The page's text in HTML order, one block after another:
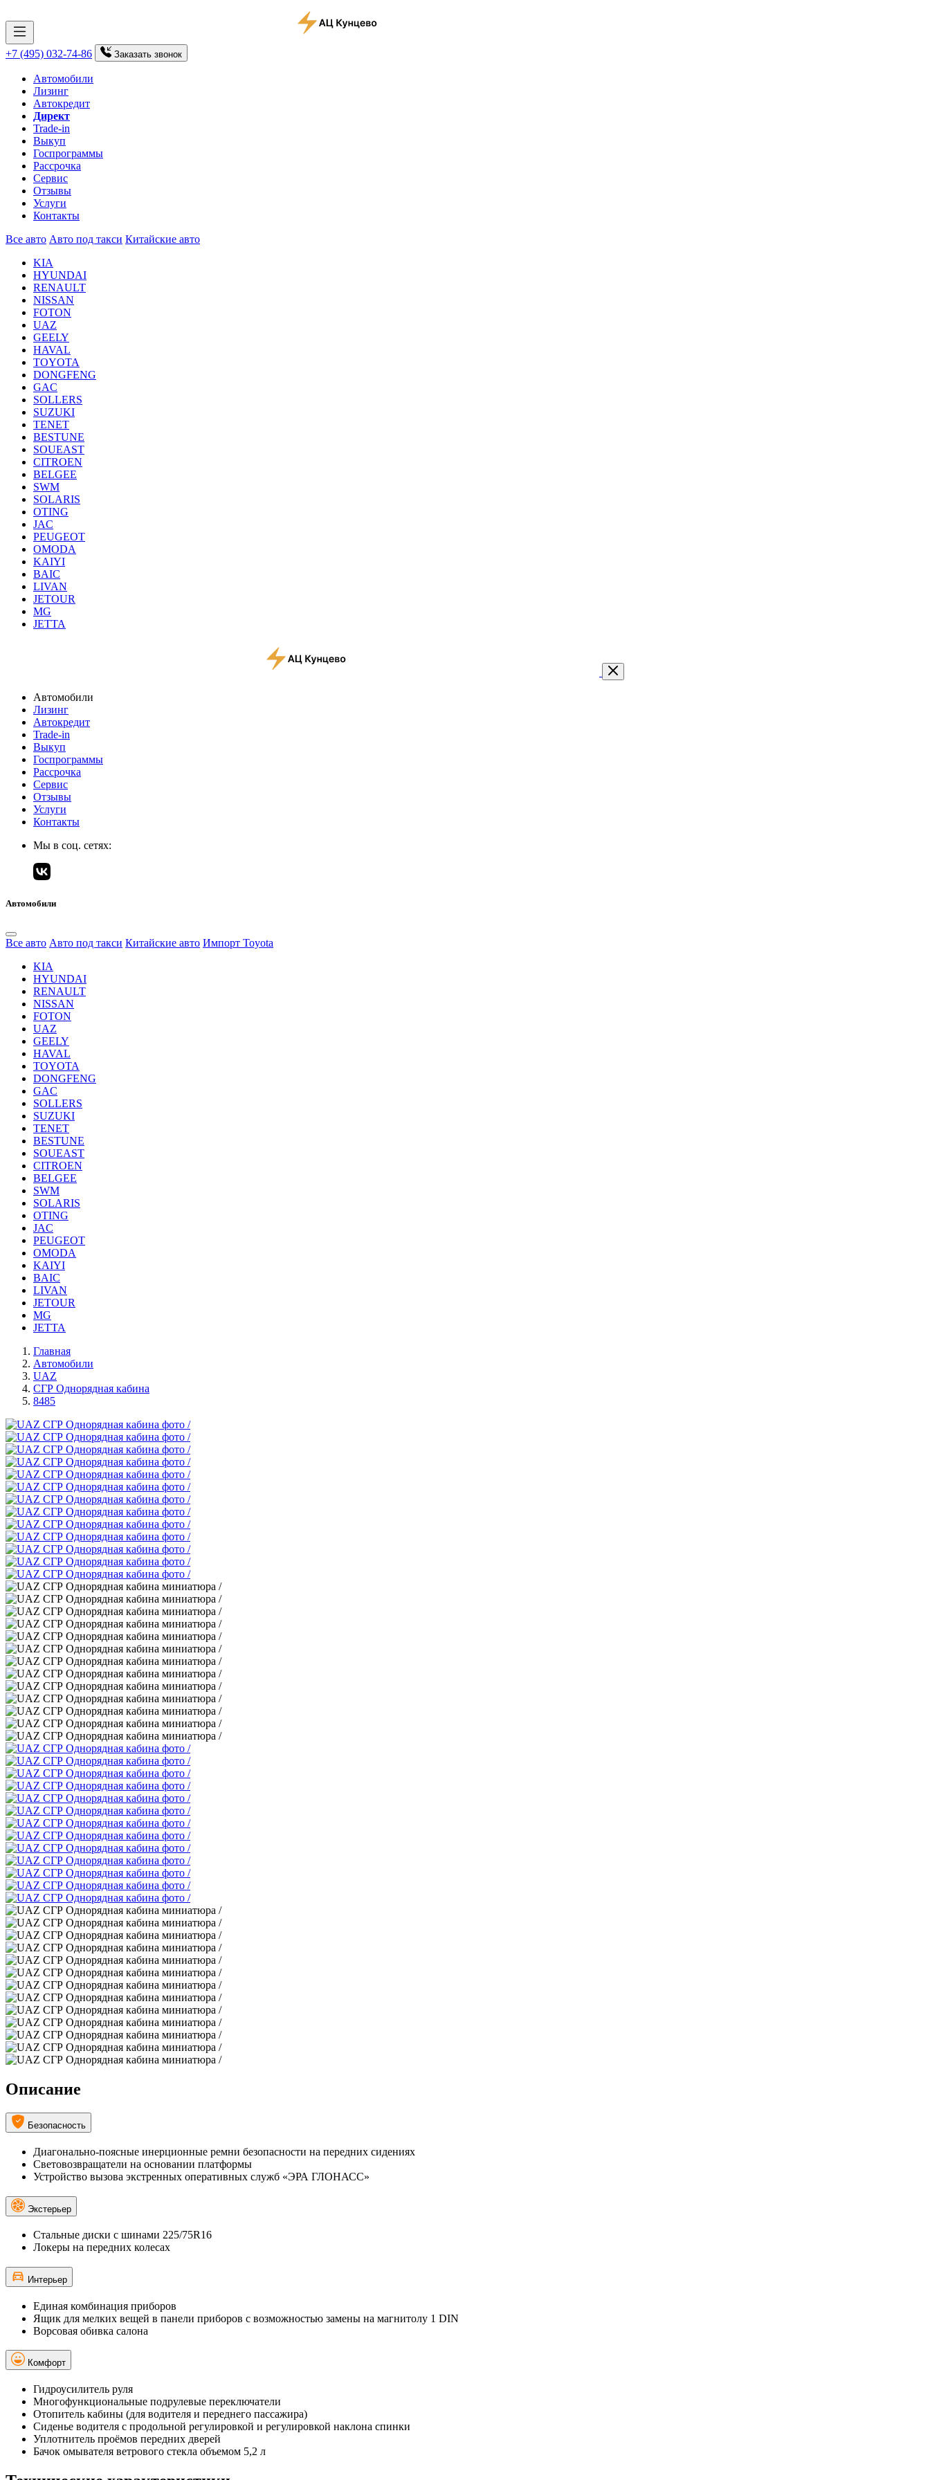
+7 (495) 032-74-86 Заказать звонок
Автомобили
Лизинг
Автокредит
Директ
Trade-in
Выкуп
Госпрограммы
Рассрочка
Сервис
Отзывы
Услуги
Контакты
Все авто Авто под такси Китайские авто
KIA
HYUNDAI
RENAULT
NISSAN
FOTON
UAZ
GEELY
HAVAL
TOYOTA
DONGFENG
GAC
SOLLERS
SUZUKI
TENET
BESTUNE
SOUEAST
CITROEN
BELGEE
SWM
SOLARIS
OTING
JAC
PEUGEOT
OMODA
KAIYI
BAIC
LIVAN
JETOUR
MG
JETTA
Автомобили
Лизинг
Автокредит
Trade-in
Выкуп
Госпрограммы
Рассрочка
Сервис
Отзывы
Услуги
Контакты
Мы в соц. сетях:
Автомобили
Все авто Авто под такси Китайские авто Импорт Toyota
KIA
HYUNDAI
RENAULT
NISSAN
FOTON
UAZ
GEELY
HAVAL
TOYOTA
DONGFENG
GAC
SOLLERS
SUZUKI
TENET
BESTUNE
SOUEAST
CITROEN
BELGEE
SWM
SOLARIS
OTING
JAC
PEUGEOT
OMODA
KAIYI
BAIC
LIVAN
JETOUR
MG
JETTA
Главная
Автомобили
UAZ
СГР Однорядная кабина
8485
Описание
Безопасность
Диагонально-поясные инерционные ремни безопасности на передних сидениях
Световозвращатели на основании платформы
Устройство вызова экстренных оперативных служб «ЭРА ГЛОНАСС»
Экстерьер
Стальные диски с шинами 225/75R16
Локеры на передних колесах
Интерьер
Единая комбинация приборов
Ящик для мелких вещей в панели приборов с возможностью замены на магнитолу 1 DIN
Ворсовая обивка салона
Комфорт
Гидроусилитель руля
Многофункциональные подрулевые переключатели
Отопитель кабины (для водителя и переднего пассажира)
Сиденье водителя с продольной регулировкой и регулировкой наклона спинки
Уплотнитель проёмов передних дверей
Бачок омывателя ветрового стекла объемом 5,2 л